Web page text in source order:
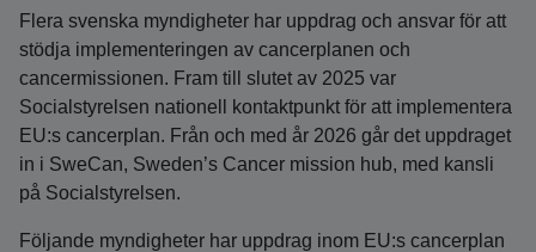
Flera svenska myndigheter har uppdrag och ansvar för att
stödja implementeringen av cancerplanen och
cancermissionen. Fram till slutet av 2025 var
Socialstyrelsen nationell kontaktpunkt för att implementera
EU:s cancerplan. Från och med år 2026 går det uppdraget
in i SweCan, Sweden’s Cancer mission hub, med kansli
på Socialstyrelsen.
Följande myndigheter har uppdrag inom EU:s cancerplan